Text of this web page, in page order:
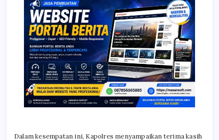
Dalam kesempatan ini, Kapolres menyampaikan terima kasih